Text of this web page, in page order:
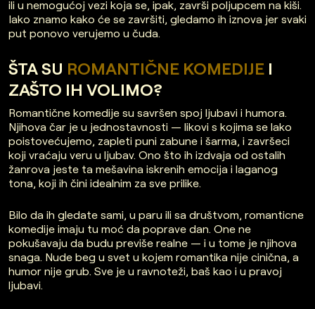
ili u nemogućoj vezi koja se, ipak, završi poljupcem na kiši.
Iako znamo kako će se završiti, gledamo ih iznova jer svaki
put ponovo verujemo u čuda.
ŠTA SU ROMANTIČNE KOMEDIJE I
ZAŠTO IH VOLIMO?
Romantične komedije su savršen spoj ljubavi i humora.
Njihova čar je u jednostavnosti — likovi s kojima se lako
poistovećujemo, zapleti puni zabune i šarma, i završeci
koji vraćaju veru u ljubav. Ono što ih izdvaja od ostalih
žanrova jeste ta mešavina iskrenih emocija i laganog
tona, koji ih čini idealnim za sve prilike.
Bilo da ih gledate sami, u paru ili sa društvom, romanticne
komedije imaju tu moć da poprave dan. One ne
pokušavaju da budu previše realne — i u tome je njihova
snaga. Nude beg u svet u kojem romantika nije cinična, a
humor nije grub. Sve je u ravnoteži, baš kao i u pravoj
ljubavi.